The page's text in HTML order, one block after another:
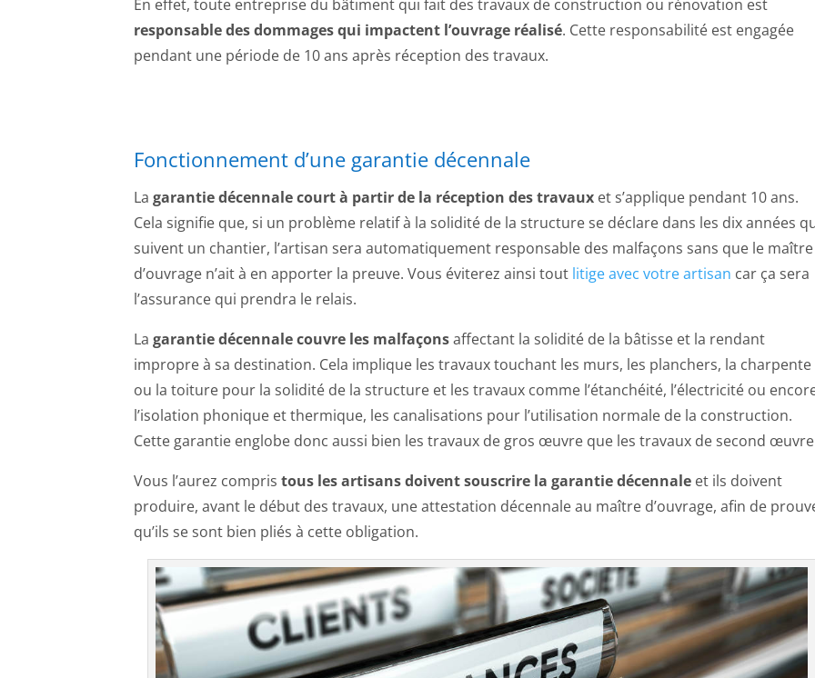
En effet, toute entreprise du bâtiment qui fait des travaux de construction ou rénovation est
responsable des dommages qui impactent l’ouvrage réalisé. Cette responsabilité est engagée
pendant une période de 10 ans après réception des travaux.
Fonctionnement d’une garantie décennale
La garantie décennale court à partir de la réception des travaux et s’applique pendant 10 ans.
Cela signifie que, si un problème relatif à la solidité de la structure se déclare dans les dix années
suivent un chantier, l’artisan sera automatiquement responsable des malfaçons sans que le maître
d’ouvrage n’ait à en apporter la preuve. Vous éviterez ainsi tout litige avec votre artisan car ça sera
l’assurance qui prendra le relais.
La garantie décennale couvre les malfaçonsaffectant la solidité de la bâtisse et la rendant
impropre à sa destination. Cela implique les travaux touchant les murs, les planchers, la charpente
ou la toiture pour la solidité de la structure et les travaux comme l’étanchéité, l’électricité ou
l’isolation phonique et thermique, les canalisations pour l’utilisation normale de la construction.
Cette garantie englobe donc aussi bien les travaux de gros œuvre que les travaux de second
Vous l’aurez compris tous les artisans doivent souscrire la garantie décennale et ils doivent
produire, avant le début des travaux, une attestation décennale au maître d’ouvrage, afin de
qu’ils se sont bien pliés à cette obligation.